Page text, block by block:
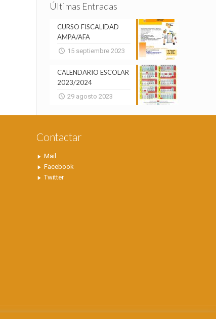
Últimas Entradas
CURSO FISCALIDAD
AMPA/AFA
15 septiembre 2023
CALENDARIO ESCOLAR
2023/2024
29 agosto 2023
Contactar
Mail
Facebook
Twitter